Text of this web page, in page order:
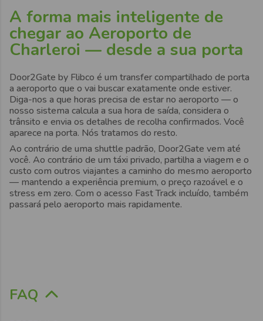
A forma mais inteligente de
chegar ao Aeroporto de
Charleroi — desde a sua porta
Door2Gate by Flibco é um transfer compartilhado de porta
a aeroporto que o vai buscar exatamente onde estiver.
Diga-nos a que horas precisa de estar no aeroporto — o
nosso sistema calcula a sua hora de saída, considera o
trânsito e envia os detalhes de recolha confirmados. Você
aparece na porta. Nós tratamos do resto.
Ao contrário de uma shuttle padrão, Door2Gate vem até
você. Ao contrário de um táxi privado, partilha a viagem e o
custo com outros viajantes a caminho do mesmo aeroporto
— mantendo a experiência premium, o preço razoável e o
stress em zero. Com o acesso Fast Track incluído, também
passará pelo aeroporto mais rapidamente.
FAQ